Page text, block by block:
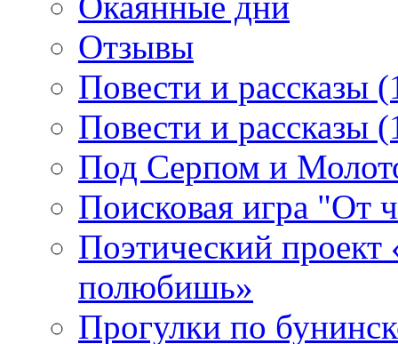
Отзывы
Повести и рассказы
Повести и рассказы
Под Серпом и
Поисковая игра "От
Поэтический
полюбишь»
Прогулки по